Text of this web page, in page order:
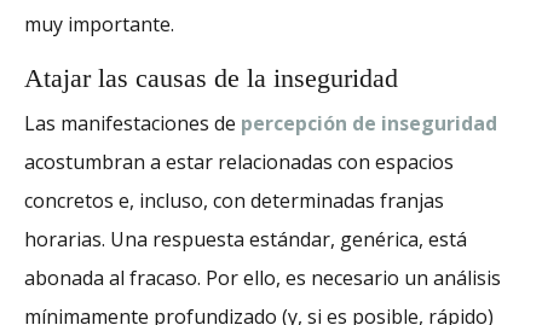
muy importante.
Atajar las causas de la inseguridad
Las manifestaciones de percepción de inseguridad
acostumbran a estar relacionadas con espacios
concretos e, incluso, con determinadas franjas
horarias. Una respuesta estándar, genérica, está
abonada al fracaso. Por ello, es necesario un análisis
mínimamente profundizado (y, si es posible, rápido)